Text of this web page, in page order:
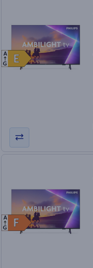
E
E
A
G
F
F
A
G